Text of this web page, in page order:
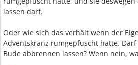
lassen darf.
Oder wie sich das verhält wenn der
Adventskranz rumgepfuscht hatte.
Bude abbrennen lassen? Wenn nein,